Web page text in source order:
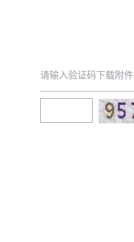
请输入验证码下载附件